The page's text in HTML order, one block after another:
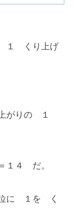
１ くり上げ
がりの １
１４ だ。
に １を く